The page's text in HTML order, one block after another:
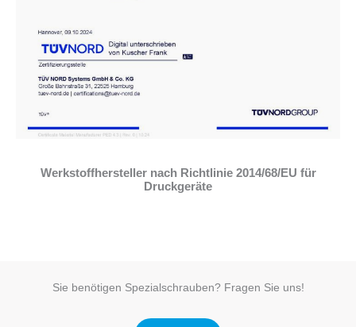
Werkstoffhersteller nach Richtlinie 2014/68/EU für
Druckgeräte
Sie benötigen Spezialschrauben? Fragen Sie uns!